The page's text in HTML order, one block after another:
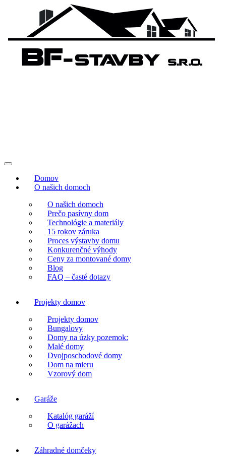
Domov
O našich domoch
O našich domoch
Prečo pasívny dom
Technológie a materiály
15 rokov záruka
Proces výstavby domu
Konkurenčné výhody
Ceny za montované domy
Blog
FAQ – časté dotazy
Projekty domov
Projekty domov
Bungalovy
Domy na úzky pozemok:
Malé domy
Dvojposchodové domy
Dom na mieru
Vzorový dom
Garáže
Katalóg garáží
O garážach
Záhradné domčeky